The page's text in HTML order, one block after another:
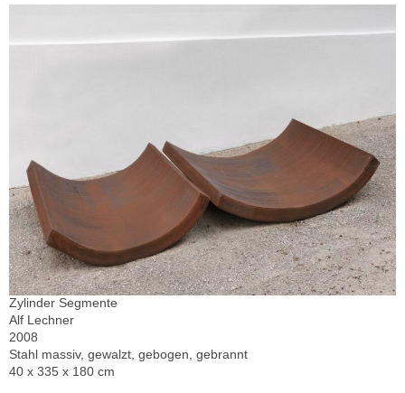
Zylinder Segmente
Alf Lechner
2008
Stahl massiv, gewalzt, gebogen, gebrannt
40 x 335 x 180 cm